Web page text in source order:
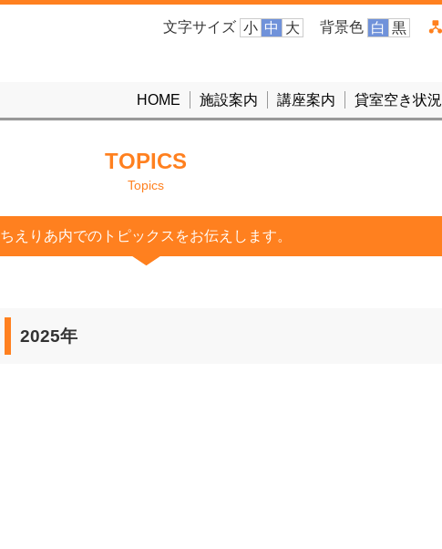
背景色 白 黒
文字サイズ 小 中 大
貸室空き状況
講座案内
施設案内
HOME
TOPICS
Topics
ちえりあ内でのトピックスをお伝えします。
2025年